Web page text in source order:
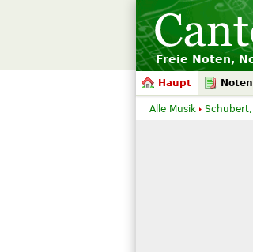
Freie Noten,
Haupt Noten
Alle Musik Schubert,